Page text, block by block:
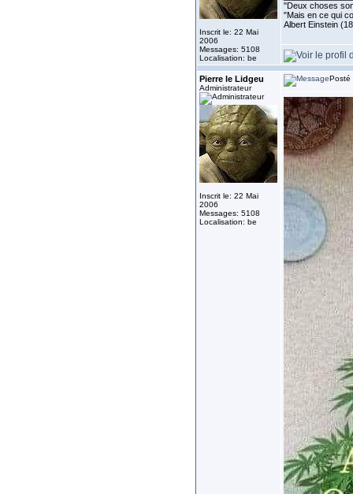
Inscrit le: 22 Mai
2006
Messages: 5108
Localisation: be
''Deux choses
"Mais en ce qui
Albert Einstein
Pierre le Lidgeu
Administrateur
Inscrit le: 22 Mai
2006
Messages: 5108
Localisation: be
Posté